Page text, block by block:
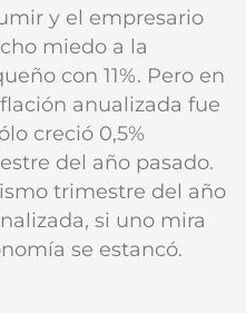
y el empresario
miedo a la
con 11%. Pero en
anualizada fue
creció 0,5%
del año pasado.
trimestre del año
si uno mira
se estancó.